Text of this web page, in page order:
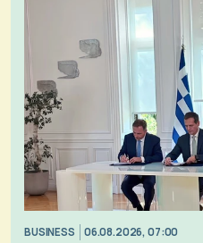
BUSINESS 06.08.2026, 07:00